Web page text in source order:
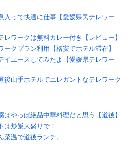
入って快適に仕事【愛媛県民テレワー
レワークは無料カレー付き【レビュー】
ークプラン利用【格安でホテル滞在】
イユースしてみたよ【愛媛県テレワー
後山手ホテルでエレガントなテレワーク
はやっぱ絶品中華料理だと思う【道後】
は炒飯大盛りで！
菜温で道後ランチ。